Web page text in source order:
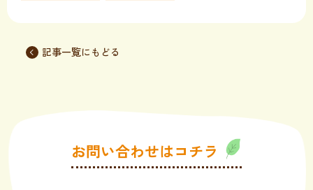
記事一覧にもどる
お問い合わせはコチラ